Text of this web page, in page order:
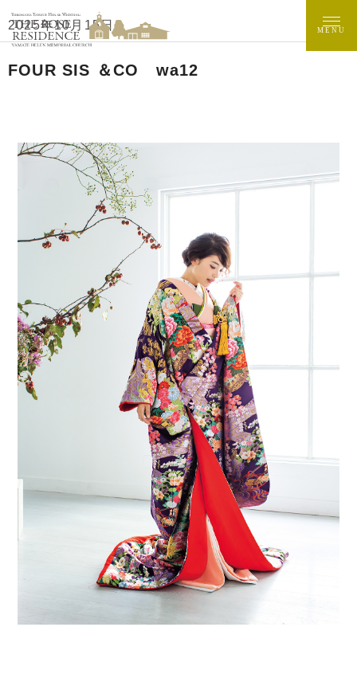
MENU
2025年10月15日
FOUR SIS ＆CO wa12